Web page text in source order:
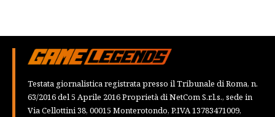
Testata giornalistica registrata presso il Tribunale di Roma, n.
63/2016 del 5 Aprile 2016 Proprietà di NetCom S.r.l.s., sede in
Via Cellottini 38, 00015 Monterotondo, P.IVA 13783471009,